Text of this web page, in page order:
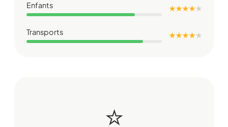
Enfants ★ ★ ★ ★★
Transports ★ ★ ★ ★★
⭐